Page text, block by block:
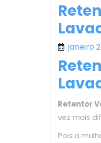
janeiro
Retentor
vez mais
Pois a